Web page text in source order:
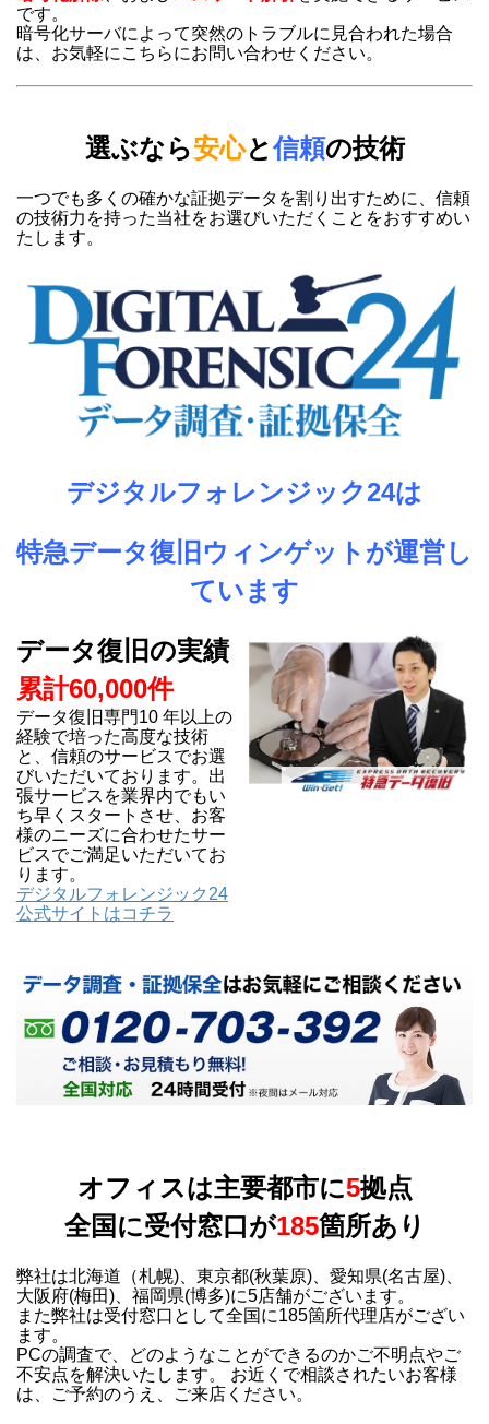
です。
暗号化サーバによって突然のトラブルに見合われた場合
は、お気軽にこちらにお問い合わせください。
選ぶなら安心と信頼の技術
一つでも多くの確かな証拠データを割り出すために、信頼
の技術力を持った当社をお選びいただくことをおすすめい
たします。
デジタルフォレンジック24は
特急データ復旧ウィンゲットが運営し
ています
データ復旧の実績
累計60,000件
データ復旧専門10 年以上の
経験で培った高度な技術
と、信頼のサービスでお選
びいただいております。出
張サービスを業界内でもい
ち早くスタートさせ、お客
様のニーズに合わせたサー
ビスでご満足いただいてお
ります。
デジタルフォレンジック24
公式サイトはコチラ
オフィスは主要都市に5拠点
全国に受付窓口が185箇所あり
弊社は北海道（札幌)、東京都(秋葉原)、愛知県(名古屋)、
大阪府(梅田)、福岡県(博多)に5店舗がございます。
また弊社は受付窓口として全国に185箇所代理店がござい
ます。
PCの調査で、どのようなことができるのかご不明点やご
不安点を解決いたします。 お近くで相談されたいお客様
は、ご予約のうえ、ご来店ください。